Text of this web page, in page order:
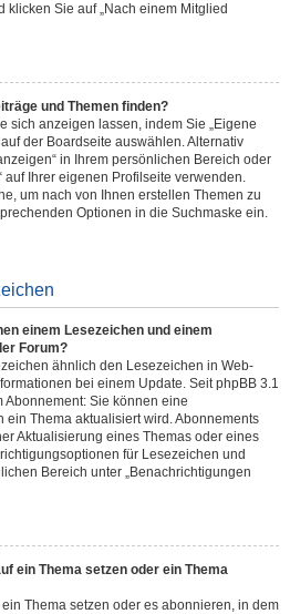
Sie auf „Nach einem Mitglied
und Themen finden?
sich anzeigen lassen, indem Sie „Eigene
der Boardseite auswählen. Alternativ
in Ihrem persönlichen Bereich oder
auf Ihrer eigenen Profilseite verwenden.
um nach von Ihnen erstellen Themen zu
Optionen in die Suchmaske ein.
einem Lesezeichen und einem
Forum?
ähnlich den Lesezeichen in Web-
bei einem Update. Seit phpBB 3.1
Sie können eine
ein Thema aktualisiert wird. Abonnements
Aktualisierung eines Themas oder eines
für Lesezeichen und
Bereich unter „Benachrichtigungen
ein Thema setzen oder ein Thema
Thema setzen oder es abonnieren, in dem